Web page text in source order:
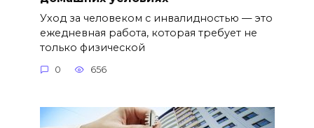
Уход за человеком с инвалидностью — это
ежедневная работа, которая требует не
только физической
0 656